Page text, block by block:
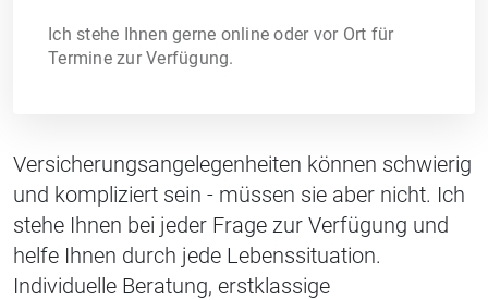
Ich stehe Ihnen gerne online oder vor Ort für
Termine zur Verfügung.
Versicherungsangelegenheiten können schwierig
und kompliziert sein - müssen sie aber nicht. Ich
stehe Ihnen bei jeder Frage zur Verfügung und
helfe Ihnen durch jede Lebenssituation.
Individuelle Beratung, erstklassige